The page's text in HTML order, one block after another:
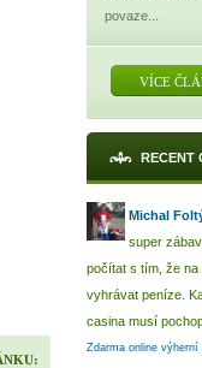
povaze...
VÍCE
RECENT
Michal
super
počítat s tím, že na
vyhrávat peníze.
casina musí
Zdarma online výherní